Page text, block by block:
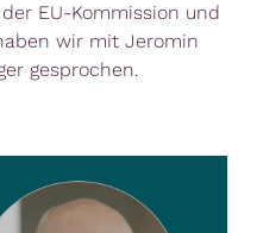
EU-Kommission und
wir mit Jeromin
gesprochen.